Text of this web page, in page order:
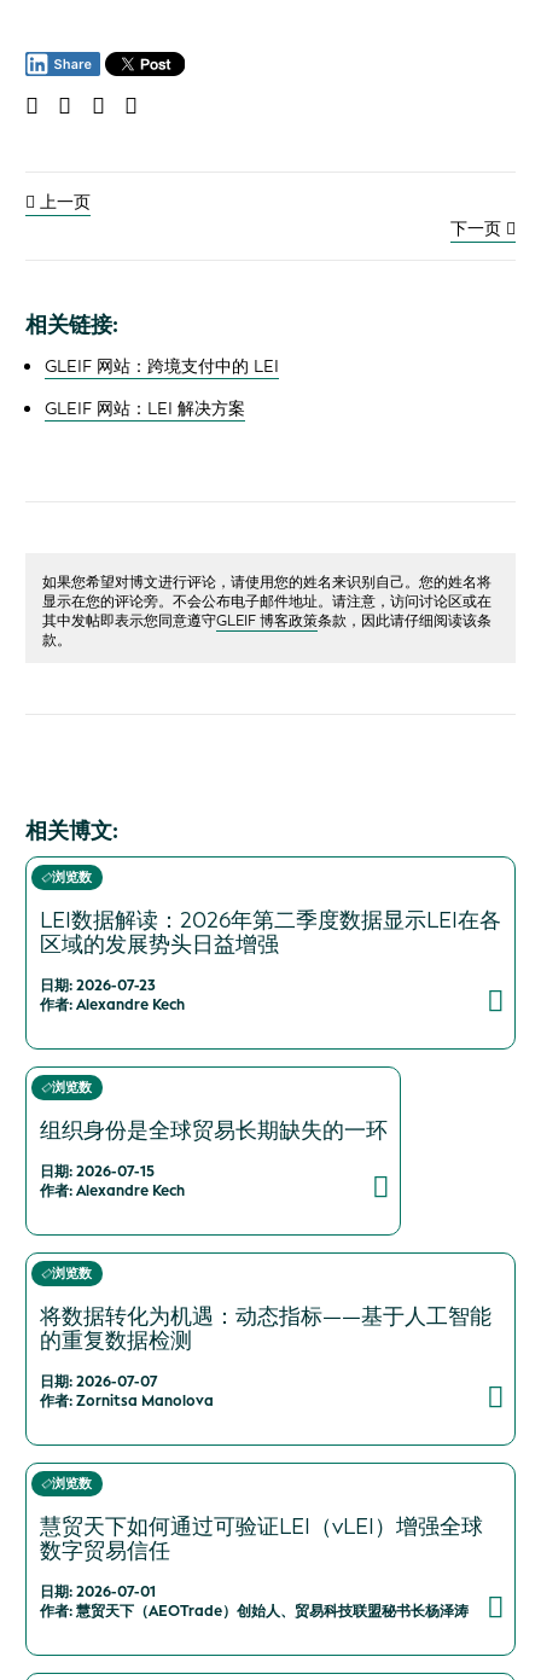
上一页
下一页
相关链接:
GLEIF 网站：跨境支付中的 LEI
GLEIF 网站：LEI 解决方案
如果您希望对博文进行评论，请使用您的姓名来识别自己。您的姓名将
显示在您的评论旁。不会公布电子邮件地址。请注意，访问讨论区或在
其中发帖即表示您同意遵守GLEIF 博客政策条款，因此请仔细阅读该条
款。
相关博文:
浏览数
LEI数据解读：2026年第二季度数据显示LEI在各
区域的发展势头日益增强
日期: 2026-07-23
作者: Alexandre Kech
浏览数
组织身份是全球贸易长期缺失的一环
日期: 2026-07-15
作者: Alexandre Kech
浏览数
将数据转化为机遇：动态指标——基于人工智能
的重复数据检测
日期: 2026-07-07
作者: Zornitsa Manolova
浏览数
慧贸天下如何通过可验证LEI（vLEI）增强全球
数字贸易信任
日期: 2026-07-01
作者: 慧贸天下（AEOTrade）创始人、贸易科技联盟秘书长杨泽涛